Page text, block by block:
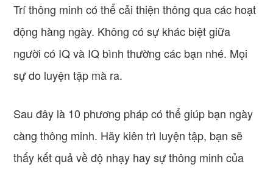
Trí thông minh có thể cải thiện thông qua các hoạt
động hàng ngày. Không có sự khác biệt giữa
người có IQ và IQ bình thường các bạn nhé. Mọi
sự do luyện tập mà ra.
Sau đây là 10 phương pháp có thể giúp bạn ngày
càng thông minh. Hãy kiên trì luyện tập, bạn sẽ
thấy kết quả về độ nhạy hay sự thông minh của